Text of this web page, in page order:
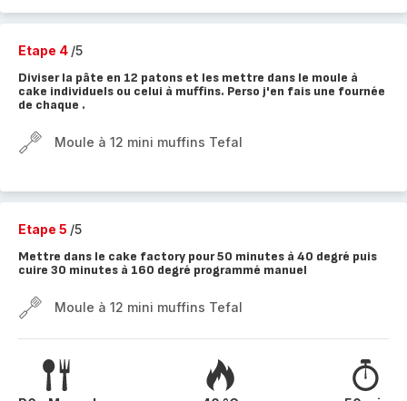
Etape 4 /5
Diviser la pâte en 12 patons et les mettre dans le moule à
cake individuels ou celui à muffins. Perso j'en fais une fournée
de chaque .
Moule à 12 mini muffins Tefal
Etape 5 /5
Mettre dans le cake factory pour 50 minutes à 40 degré puis
cuire 30 minutes à 160 degré programmé manuel
Moule à 12 mini muffins Tefal